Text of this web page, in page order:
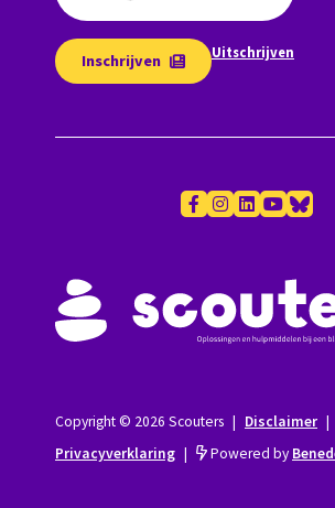
Inschrijven Uitschrijven
Copyright © 2026 Scouters | Disclaimer |
Privacyverklaring | Powered by